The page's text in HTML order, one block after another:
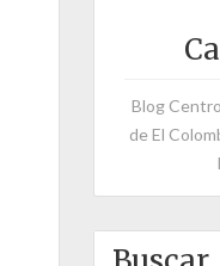
Blog
de El